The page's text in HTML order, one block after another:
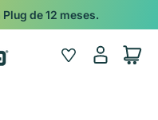
antes del 24/12.
Wishlist
Iniciar
sesión
Carrito